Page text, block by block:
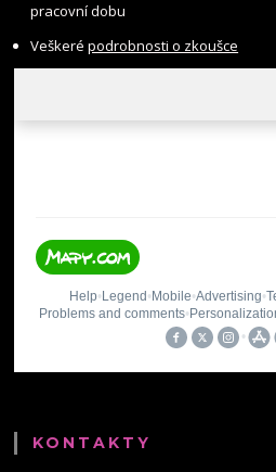
pracovní dobu
Veškerépodrobnosti o zkoušce
KONTAKTY